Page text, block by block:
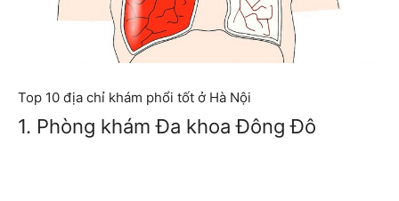
Top 10 địa chỉ khám phổi tốt ở Hà Nội
1. Phòng khám Đa khoa Đông Đô